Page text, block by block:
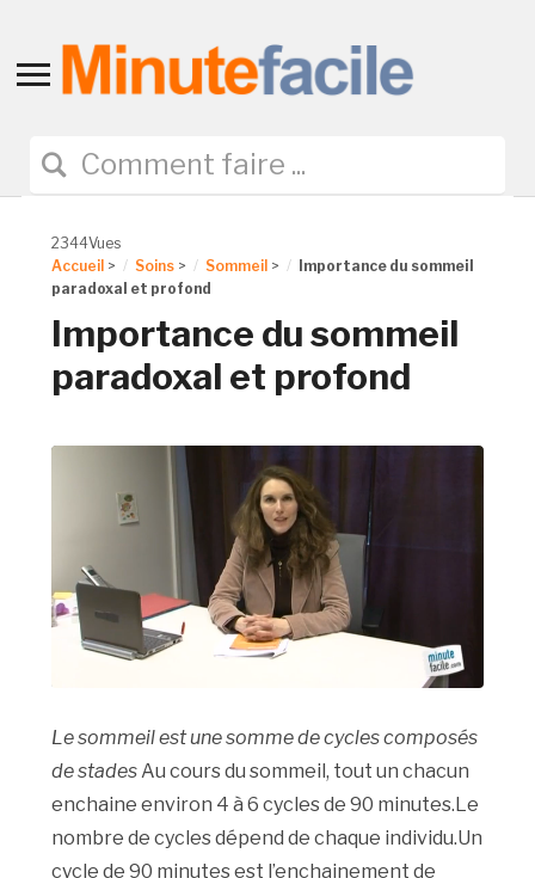
Toggle
navigation
2344Vues
Accueil > Soins > Sommeil >
Importance du sommeil
paradoxal et profond
Importance du sommeil
paradoxal et profond
Le sommeil est une somme de cycles composés
de stadesAu cours du sommeil, tout un chacun
enchaine environ 4 à 6 cycles de 90 minutes.Le
nombre de cycles dépend de chaque individu.Un
cycle de 90 minutes est l’enchainement de